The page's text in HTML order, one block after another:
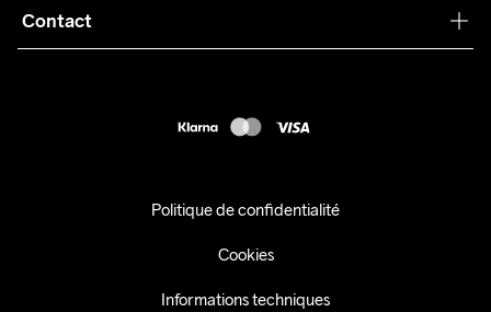
Collaborations
Retours
Contact
Politique de confidentialité
Cookies
Informations techniques